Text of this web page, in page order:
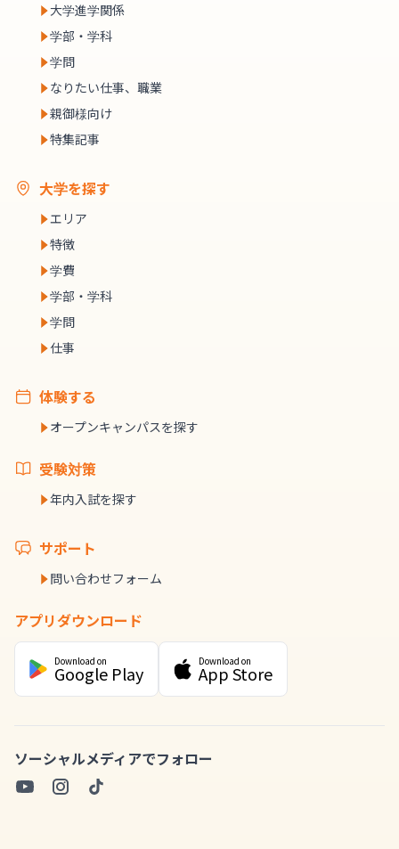
大学進学関係
学部・学科
学問
なりたい仕事、職業
親御様向け
特集記事
大学を探す
エリア
特徴
学費
学部・学科
学問
仕事
体験する
オープンキャンパスを探す
受験対策
年内入試を探す
サポート
問い合わせフォーム
アプリダウンロード
Download on
Google Play
Download on
App Store
ソーシャルメディアでフォロー